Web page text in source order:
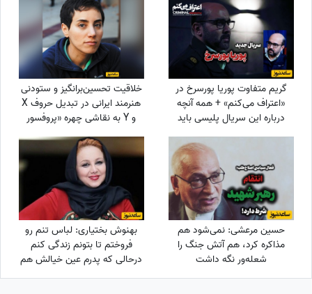
گریم متفاوت پوریا پورسرخ در
«اعتراف می‌کنم» + همه آنچه
درباره این سریال پلیسی باید
بدانید
خلاقیت تحسین‌برانگیز و ستودنی
هنرمند ایرانی در تبدیل حروف X
و Y به نقاشی چهره «پروفسور
مریم میرزاخانی» حماسه ساز
شد/روحش شاد و یادش گرامی
حسین مرعشی: نمی‌شود هم
مذاکره کرد، هم آتش جنگ را
شعله‌ور نگه داشت
بهنوش بختیاری: لباس تنم رو
فروختم تا بتونم زندگی کنم
درحالی که پدرم عین خیالش هم
نبود! دل علیخانی رسما کباب شد